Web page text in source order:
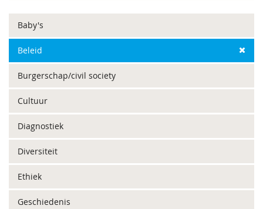
Baby's
Beleid
Burgerschap/civil society
Cultuur
Diagnostiek
Diversiteit
Ethiek
Geschiedenis